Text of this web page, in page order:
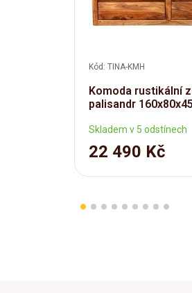
Kód: TINA-KMH
Komoda rustikální
palisandr 160x80x45
Skladem v 5 odstínech
22 490 Kč